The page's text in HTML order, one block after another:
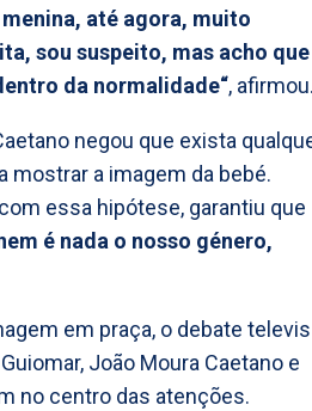
até agora, muito
sou suspeito, mas acho
da normalidade“,
negou que exista
mostrar a imagem da bebé.
essa hipótese, garantiu que
é nada o nosso género,
em praça, o debate
João Moura Caetano e
no centro das atenções.